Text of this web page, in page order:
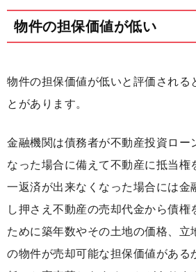
物件の担保価値が低い
物件の担保価値が低いと評価される
とがあります。
金融機関は債務者が不動産投資ロー
なった場合に備えて不動産に抵当権
一返済が出来なくなった場合には金
し押さえ不動産の売却代金から債権
ために築年数やその土地の価格、立
の物件が売却可能な担保価値がある